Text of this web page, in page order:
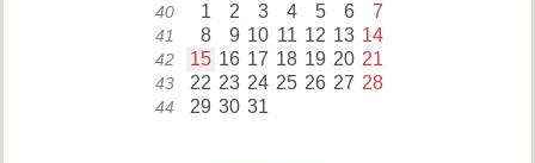
40 1 2 3 4 5 6 7
41 8 9 10 11 12 13 14
42 15 16 17 18 19 20 21
43 22 23 24 25 26 27 28
44 29 30 31